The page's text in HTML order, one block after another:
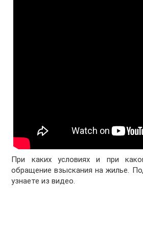
При каких условиях и при
обращение взыскания на жилье.
узнаете из видео.